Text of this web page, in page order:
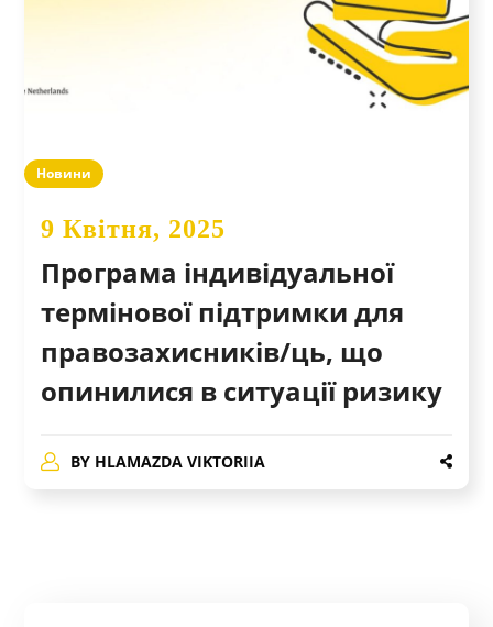
Новини
9 Квітня, 2025
Програма індивідуальної
термінової підтримки для
правозахисників/ць, що
опинилися в ситуації ризику
BY HLAMAZDA VIKTORIIA